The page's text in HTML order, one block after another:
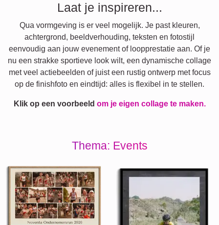
Laat je inspireren...
Qua vormgeving is er veel mogelijk. Je past kleuren,
achtergrond, beeldverhouding, teksten en fotostijl
eenvoudig aan jouw evenement of loopprestatie aan. Of je
nu een strakke sportieve look wilt, een dynamische collage
met veel actiebeelden of juist een rustig ontwerp met focus
op de finishfoto en eindtijd: alles is flexibel in te stellen.
Klik op een voorbeeld om je eigen collage te maken.
Thema: Events